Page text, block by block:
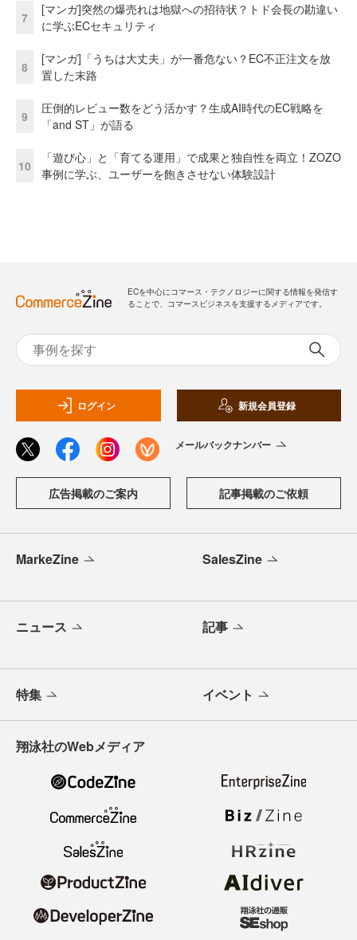
7
[マンガ]突然の爆売れは地獄への招待状？トド会長の勘違い
に学ぶECセキュリティ
8
[マンガ]「うちは大丈夫」が一番危ない？EC不正注文を放
置した末路
9
圧倒的レビュー数をどう活かす？生成AI時代のEC戦略を
「and ST」が語る
10
「遊び心」と「育てる運用」で成果と独自性を両立！ZOZO
事例に学ぶ、ユーザーを飽きさせない体験設計
ECを中心にコマース・テクノロジーに関する情報を発信す
ることで、コマースビジネスを支援するメディアです。
ログイン 新規会員登録
メールバックナンバー
広告掲載のご案内 記事掲載のご依頼
MarkeZine SalesZine
ニュース 記事
特集 イベント
翔泳社のWebメディア